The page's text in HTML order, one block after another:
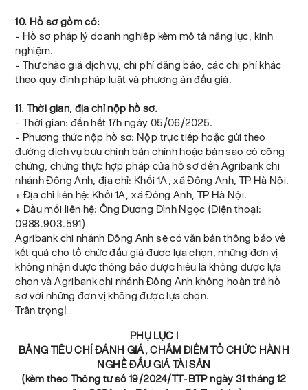
10. Hồ sơ gồm có:
- Hồ sơ pháp lý doanh nghiệp kèm mô tả năng lực, kinh
nghiệm.
- Thư chào giá dịch vụ, chi phí đăng báo, các chi phí khác
theo quy định pháp luật và phương án đấu giá.
11. Thời gian, địa chỉ nộp hồ sơ.
- Thời gian: đến hết 17h ngày 05/06/2025.
- Phương thức nộp hồ sơ: Nộp trực tiếp hoặc gửi theo
đường dịch vụ bưu chính bản chính hoặc bản sao có công
chứng, chứng thực hợp pháp của hồ sơ đến Agribank chi
nhánh Đông Anh, địa chỉ: Khối 1A, xã Đông Anh, TP Hà Nội.
+ Địa chỉ liên hệ: Khối 1A, xã Đông Anh, TP Hà Nội.
+ Đầu mối liên hệ: Ông Dương Đình Ngọc (Điện thoại:
0988.903.591)
Agribank chi nhánh Đông Anh sẽ có văn bản thông báo về
kết quả cho tổ chức đấu giá được lựa chọn, những đơn vị
không nhận được thông báo được hiểu là không được lựa
chọn và Agribank chi nhánh Đông Anh không hoàn trả hồ
sơ với những đơn vị không được lựa chọn.
Trân trọng!
PHỤ LỤC I
BẢNG TIÊU CHÍ ĐÁNH GIÁ, CHẤM ĐIỂM TỔ CHỨC HÀNH
NGHỀ ĐẤU GIÁ TÀI SẢN
(kèm theo Thông tư số 19/2024/TT-BTP ngày 31 tháng 12